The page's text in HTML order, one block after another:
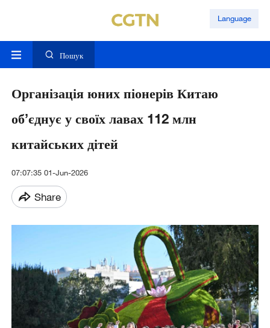
Language
Пошук
Організація юних піонерів Китаю
об’єднує у своїх лавах 112 млн
китайських дітей
07:07:35 01-Jun-2026
Share